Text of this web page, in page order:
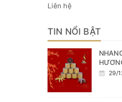
Liên hệ
TIN NỔI BẬT
29/